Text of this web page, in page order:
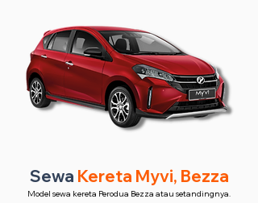
Sewa Kereta Myvi, Bezza
Model sewa kereta Perodua Bezza atau setandingnya.